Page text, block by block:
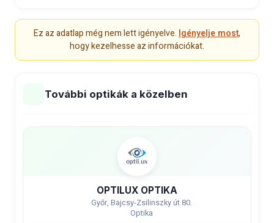
Ez az adatlap még nem lett igényelve. Igényelje most,
hogy kezelhesse az információkat.
További optikák a közelben
OPTILUX OPTIKA
Győr, Bajcsy-Zsilinszky út 80.
Optika